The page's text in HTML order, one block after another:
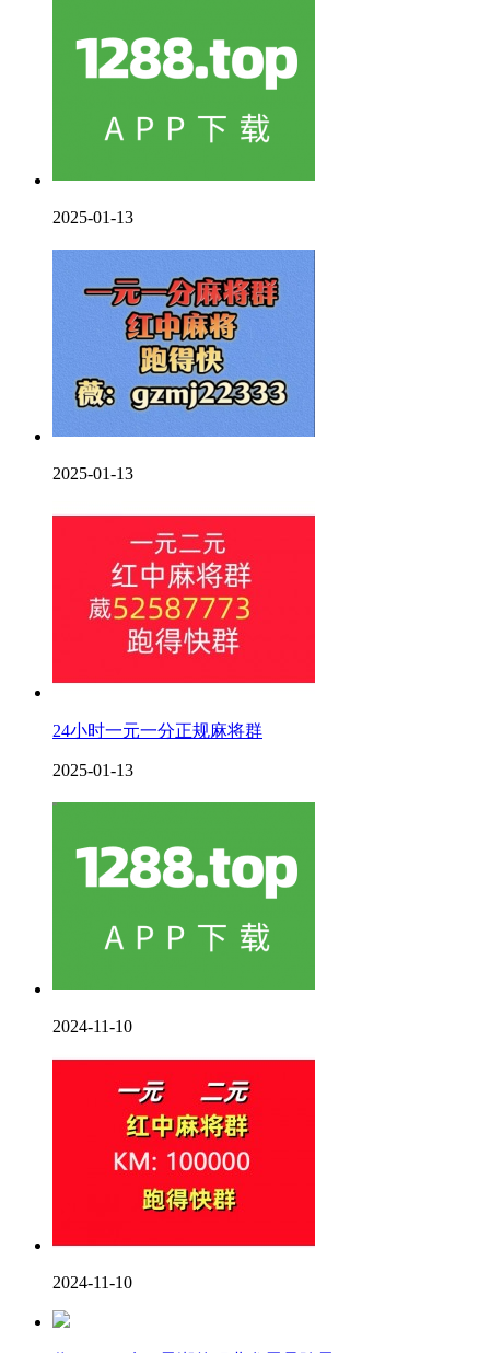
2025-01-13
2025-01-13
24小时一元一分正规麻将群
2025-01-13
2024-11-10
2024-11-10